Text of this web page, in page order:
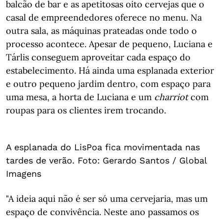
balcão de bar e as apetitosas oito cervejas que o
casal de empreendedores oferece no menu. Na
outra sala, as máquinas prateadas onde todo o
processo acontece. Apesar de pequeno, Luciana e
Tárlis conseguem aproveitar cada espaço do
estabelecimento. Há ainda uma esplanada exterior
e outro pequeno jardim dentro, com espaço para
uma mesa, a horta de Luciana e um charriotcom
roupas para os clientes irem trocando.
A esplanada do LisPoa fica movimentada nas
tardes de verão. Foto: Gerardo Santos / Global
Imagens
"A ideia aqui não é ser só uma cervejaria, mas um
espaço de convivência. Neste ano passamos os